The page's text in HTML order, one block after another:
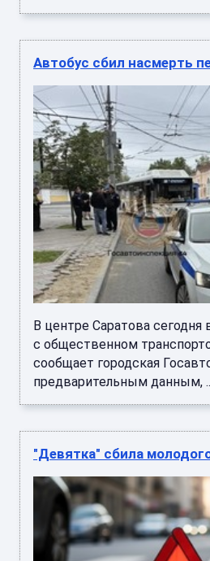
Автобус сбил насмерть
В центре Саратова
с общественном
сообщает городская
предварительным данным,
"Девятка" сбила